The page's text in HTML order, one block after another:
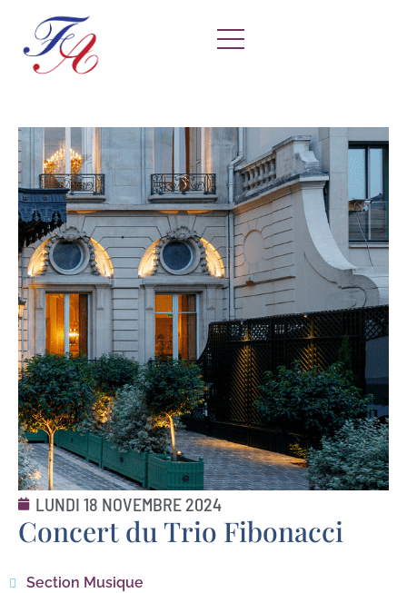
LUNDI 18 NOVEMBRE 2024
Concert du Trio Fibonacci
Section Musique